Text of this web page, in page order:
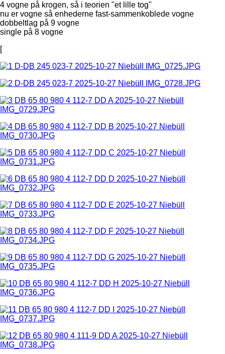
4 vogne på krogen, så i teorien "et lille tog"
nu er vogne så enhederne fast-sammenkoblede vogne
dobbeltlag på 9 vogne
single på 8 vogne
[